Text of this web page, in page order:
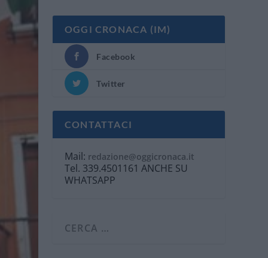
OGGI CRONACA (IM)
Facebook
Twitter
CONTATTACI
Mail: redazione@oggicronaca.it
Tel. 339.4501161 ANCHE SU
WHATSAPP